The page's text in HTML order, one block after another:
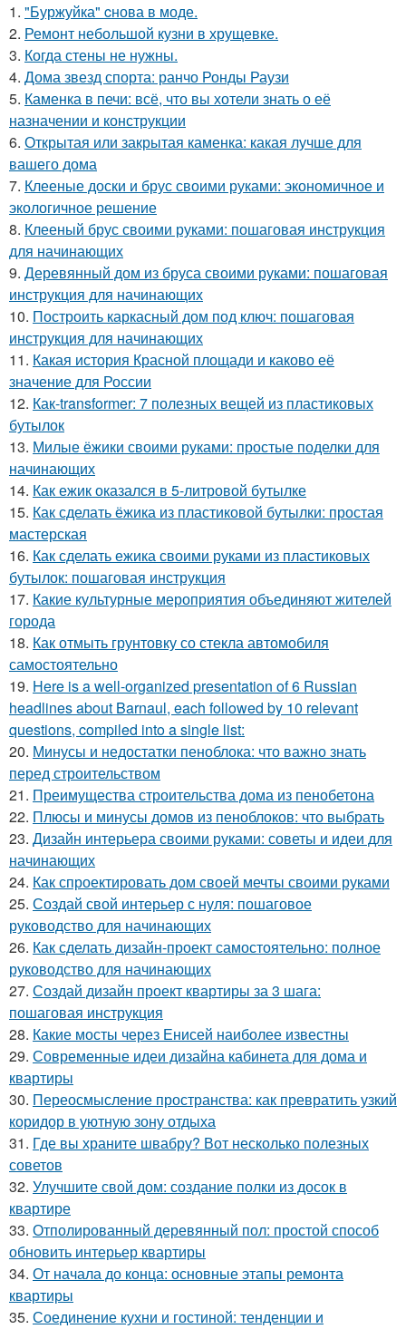
1. "Буржуйка" cнова в моде.
2. Ремонт небольшой кузни в хрущевке.
3. Когда стены не нужны.
4. Дома звезд спорта: ранчо Ронды Раузи
5. Каменка в печи: всё, что вы хотели знать о её
назначении и конструкции
6. Открытая или закрытая каменка: какая лучше для
вашего дома
7. Клееные доски и брус своими руками: экономичное и
экологичное решение
8. Клееный брус своими руками: пошаговая инструкция
для начинающих
9. Деревянный дом из бруса своими руками: пошаговая
инструкция для начинающих
10. Построить каркасный дом под ключ: пошаговая
инструкция для начинающих
11. Какая история Красной площади и каково её
значение для России
12. Как-transformer: 7 полезных вещей из пластиковых
бутылок
13. Милые ёжики своими руками: простые поделки для
начинающих
14. Как ежик оказался в 5-литровой бутылке
15. Как сделать ёжика из пластиковой бутылки: простая
мастерская
16. Как сделать ежика своими руками из пластиковых
бутылок: пошаговая инструкция
17. Какие культурные мероприятия объединяют жителей
города
18. Как отмыть грунтовку со стекла автомобиля
самостоятельно
19. Here is a well-organized presentation of 6 Russian
headlines about Barnaul, each followed by 10 relevant
questions, compiled into a single list:
20. Минусы и недостатки пеноблока: что важно знать
перед строительством
21. Преимущества строительства дома из пенобетона
22. Плюсы и минусы домов из пеноблоков: что выбрать
23. Дизайн интерьера своими руками: советы и идеи для
начинающих
24. Как спроектировать дом своей мечты своими руками
25. Создай свой интерьер с нуля: пошаговое
руководство для начинающих
26. Как сделать дизайн-проект самостоятельно: полное
руководство для начинающих
27. Создай дизайн проект квартиры за 3 шага:
пошаговая инструкция
28. Какие мосты через Енисей наиболее известны
29. Современные идеи дизайна кабинета для дома и
квартиры
30. Переосмысление пространства: как превратить узкий
коридор в уютную зону отдыха
31. Где вы храните швабру? Вот несколько полезных
советов
32. Улучшите свой дом: создание полки из досок в
квартире
33. Отполированный деревянный пол: простой способ
обновить интерьер квартиры
34. От начала до конца: основные этапы ремонта
квартиры
35. Соединение кухни и гостиной: тенденции и